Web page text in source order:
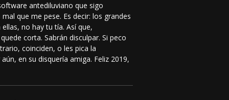
antediluviano que sigo
que me pese. Es decir: los grandes
no hay tu tía. Así que,
corta. Sabrán disculpar. Si peco
coinciden, o les pica la
en su disquería amiga. Feliz 2019,